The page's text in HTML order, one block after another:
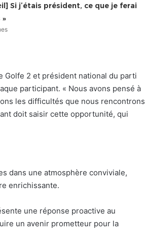
Si j’étais président, ce que je ferai
»
Golfe 2 et président national du parti
participant. « Nous avons pensé à
les difficultés que nous rencontrons
doit saisir cette opportunité, qui
dans une atmosphère conviviale,
enrichissante.
une réponse proactive au
un avenir prometteur pour la